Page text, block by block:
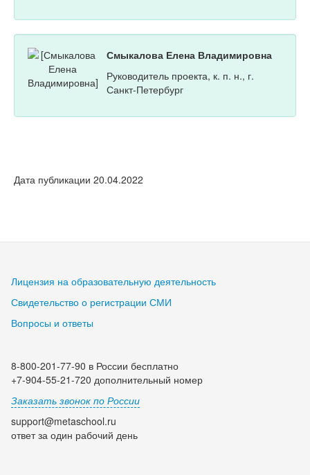
Смыкалова Елена Владимировна
Руководитель проекта, к. п. н., г.
Санкт-Петербург
Дата публикации 20.04.2022
Лицензия на образовательную деятельность
Свидетельство о регистрации СМИ
Вопросы и ответы
8-800-201-77-90 в России бесплатно
+7-904-55-21-720 дополнительный номер
Заказать звонок по России
support@metaschool.ru
ответ за один рабочий день